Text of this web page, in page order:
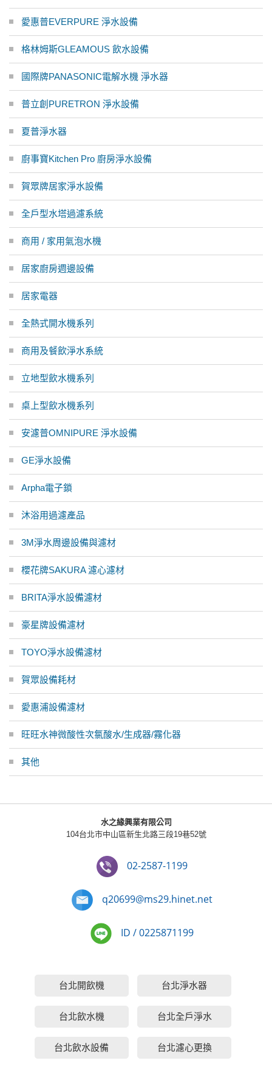
愛惠普EVERPURE 淨水設備
格林姆斯GLEAMOUS 飲水設備
國際牌PANASONIC電解水機 淨水器
普立創PURETRON 淨水設備
夏普淨水器
廚事寶Kitchen Pro 廚房淨水設備
賀眾牌居家淨水設備
全戶型水塔過濾系統
商用 / 家用氣泡水機
居家廚房週邊設備
居家電器
全熱式開水機系列
商用及餐飲淨水系統
立地型飲水機系列
桌上型飲水機系列
安濾普OMNIPURE 淨水設備
GE淨水設備
Arpha電子鎖
沐浴用過濾產品
3M淨水周邊設備與濾材
櫻花牌SAKURA 濾心濾材
BRITA淨水設備濾材
豪星牌設備濾材
TOYO淨水設備濾材
賀眾設備耗材
愛惠浦設備濾材
旺旺水神微酸性次氯酸水/生成器/霧化器
其他
水之緣興業有限公司
104台北市中山區新生北路三段19巷52號
02-2587-1199
q20699@ms29.hinet.net
ID / 0225871199
台北開飲機 台北淨水器
台北飲水機 台北全戶淨水
台北飲水設備 台北濾心更換